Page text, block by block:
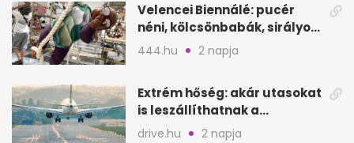
Velencei Biennálé: pucér
néni, kölcsönbabák, sirályok,
és kész a családi program
444.hu 2 napja
Extrém hőség: akár utasokat
is leszállíthatnak a
repülőgépről
drive.hu 2 napja